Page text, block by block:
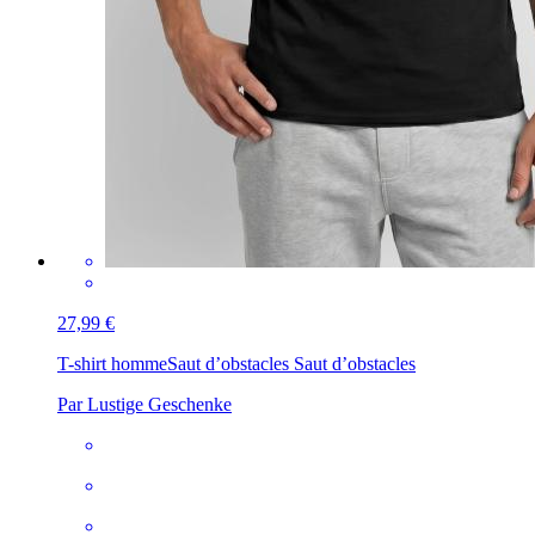
27,99 €
T-shirt hommeSaut d’obstacles Saut d’obstacles
Par Lustige Geschenke